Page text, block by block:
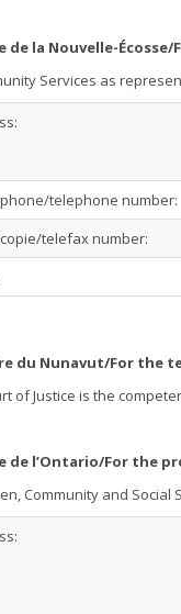
de la Nouvelle-
Services as
telephone number:
telefax number:
du Nunavut/For the
of Justice is the
de l’Ontario/For the
Community and Social